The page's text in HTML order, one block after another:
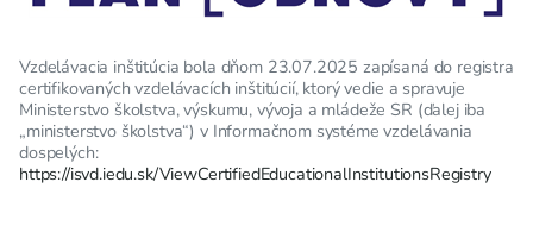
Vzdelávacia inštitúcia bola dňom 23.07.2025 zapísaná do registra
certifikovaných vzdelávacích inštitúcií, ktorý vedie a spravuje
Ministerstvo školstva, výskumu, vývoja a mládeže SR (ďalej iba
„ministerstvo školstva“) v Informačnom systéme vzdelávania
dospelých:
https://isvd.iedu.sk/ViewCertifiedEducationalInstitutionsRegistry